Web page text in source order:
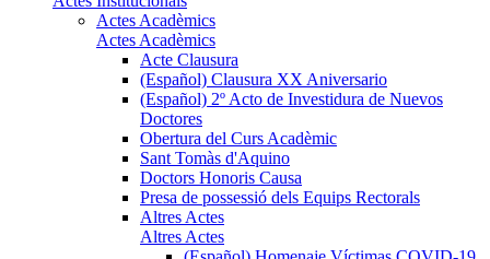
Actes Acadèmics
Actes Acadèmics
Acte Clausura
(Español) Clausura XX Aniversario
(Español) 2º Acto de Investidura de Nuevos
Doctores
Obertura del Curs Acadèmic
Sant Tomàs d'Aquino
Doctors Honoris Causa
Presa de possessió dels Equips Rectorals
Altres Actes
Altres Actes